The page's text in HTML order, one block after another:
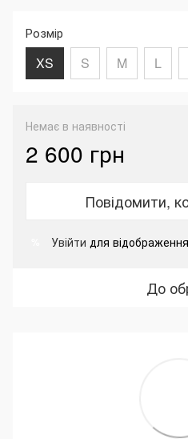
Розмір
XS S M L
Немає в наявності
2 600 грн
Повідомити,
Увійти для
До